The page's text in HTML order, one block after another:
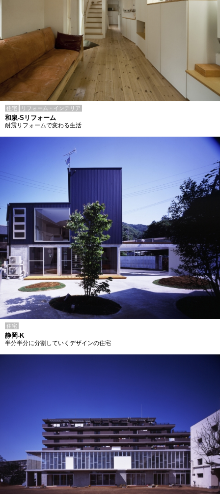
住宅 リフォーム・インテリア
和泉-Sリフォーム
耐震リフォームで変わる生活
住宅
静岡-K
半分半分に分割していくデザインの住宅